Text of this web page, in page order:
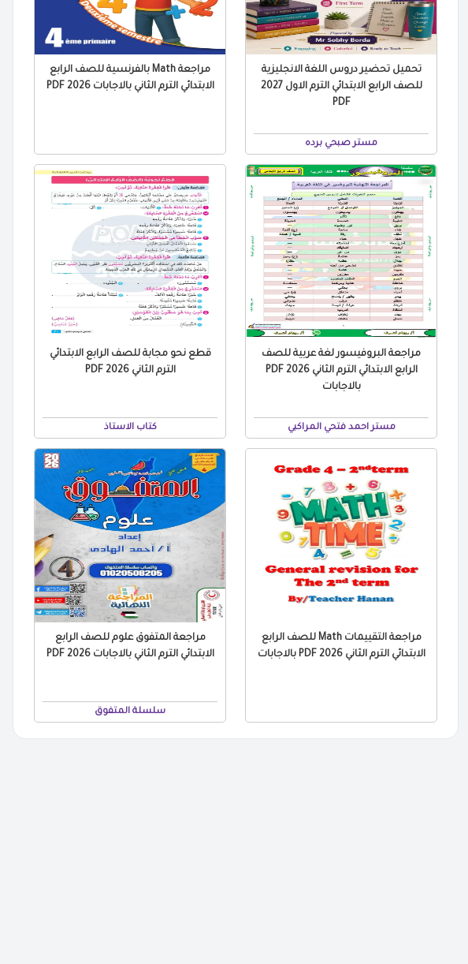
تحميل تحضير دروس اللغة الانجليزية
للصف الرابع الابتدائي الترم الاول 2027
PDF
مستر صبحي برده
مراجعة Math بالفرنسية للصف الرابع
الابتدائي الترم الثاني بالاجابات 2026 PDF
مراجعة البروفيسور لغة عربية للصف
الرابع الابتدائي الترم الثاني 2026 PDF
بالاجابات
مستر احمد فتحي المراكبي
قطع نحو مجابة للصف الرابع الابتدائي
الترم الثاني 2026 PDF
كتاب الاستاذ
مراجعة التقييمات Math للصف الرابع
الابتدائي الترم الثاني 2026 PDF بالاجابات
مراجعة المتفوق علوم للصف الرابع
الابتدائي الترم الثاني بالاجابات 2026 PDF
سلسلة المتفوق